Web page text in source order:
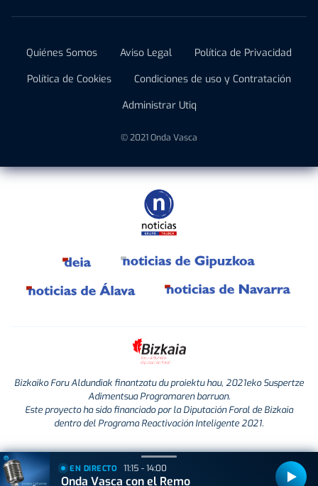
Quiénes Somos Aviso Legal
Política de Privacidad
Política de Cookies
Condiciones de uso y Contratación
Administrar Utiq
© 2021 Onda Vasca
Bizkaiko Foru Aldundiak finantzatu du proiektu hau, 2021eko Suspertze
Adimentsua Programaren barruan.
Este proyecto ha sido financiado por la Diputación Foral de Bizkaia
dentro del Programa Reactivación Inteligente 2021.
EN DIRECTO 11:15 - 14:00
Onda Vasca con el Remo